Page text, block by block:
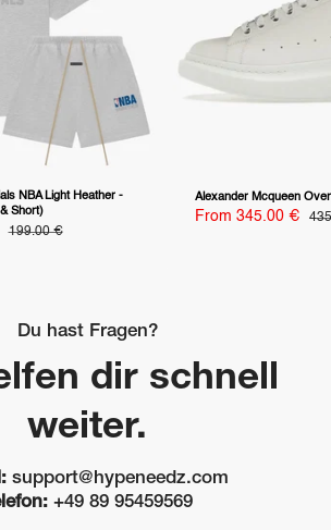
NBA Light Heather -
Short)
Regular
199.00 €
Alexander Mcqueen
Sale
From 345.00 €
Du hast Fragen?
dir schnell
weiter.
support@hypeneedz.com
+49 89 95459569